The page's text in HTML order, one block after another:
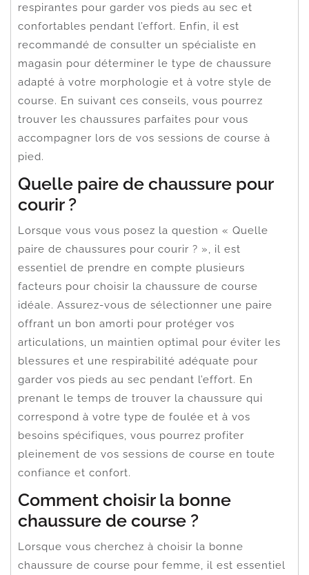
respirantes pour garder vos pieds au sec et
confortables pendant l’effort. Enfin, il est
recommandé de consulter un spécialiste en
magasin pour déterminer le type de chaussure
adapté à votre morphologie et à votre style de
course. En suivant ces conseils, vous pourrez
trouver les chaussures parfaites pour vous
accompagner lors de vos sessions de course à
pied.
Quelle paire de chaussure pour
courir ?
Lorsque vous vous posez la question « Quelle
paire de chaussures pour courir ? », il est
essentiel de prendre en compte plusieurs
facteurs pour choisir la chaussure de course
idéale. Assurez-vous de sélectionner une paire
offrant un bon amorti pour protéger vos
articulations, un maintien optimal pour éviter les
blessures et une respirabilité adéquate pour
garder vos pieds au sec pendant l’effort. En
prenant le temps de trouver la chaussure qui
correspond à votre type de foulée et à vos
besoins spécifiques, vous pourrez profiter
pleinement de vos sessions de course en toute
confiance et confort.
Comment choisir la bonne
chaussure de course ?
Lorsque vous cherchez à choisir la bonne
chaussure de course pour femme, il est essentiel